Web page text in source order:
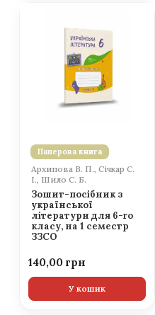
Паперова книга
Архипова В. П., Січкар С.
І., Шило С. Б.
Зошит-посібник з
української
літератури для 6-го
класу, на 1 семестр
ЗЗСО
140,00
У кошик